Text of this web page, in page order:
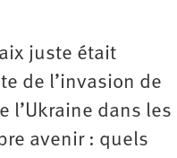
juste était
de l’invasion de
l’Ukraine dans les
avenir : quels